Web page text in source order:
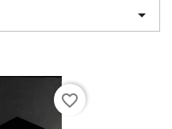

favorite_border